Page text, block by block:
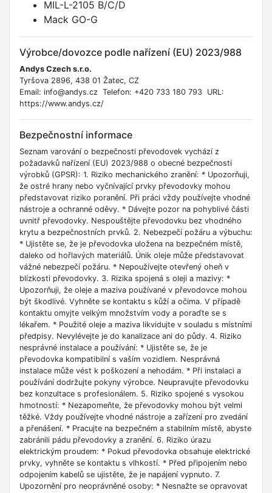
MIL-L-2105 B/C/D
Mack GO-G
Výrobce/dovozce podle nařízení (EU) 2023/988
Andys Czech s.r.o.
Tyršova 2896, 438 01 Žatec, CZ
Email: info@andys.cz Telefon: +420 733 180 793 URL:
https://www.andys.cz/
Bezpečnostní informace
Seznam varování o bezpečnosti převodovek vychází z
požadavků nařízení (EU) 2023/988 o obecné bezpečnosti
výrobků (GPSR): 1. Riziko mechanického zranění: * Upozorňuji,
že ostré hrany nebo vyčnívající prvky převodovky mohou
představovat riziko poranění. Při práci vždy používejte vhodné
nástroje a ochranné oděvy. * Dávejte pozor na pohyblivé části
uvnitř převodovky. Nespouštějte převodovku bez vhodného
krytu a bezpečnostních prvků. 2. Nebezpečí požáru a výbuchu:
* Ujistěte se, že je převodovka uložena na bezpečném místě,
daleko od hořlavých materiálů. Únik oleje může představovat
vážné nebezpečí požáru. * Nepoužívejte otevřený oheň v
blízkosti převodovky. 3. Rizika spojená s oleji a mazivy: *
Upozorňuji, že oleje a maziva používané v převodovce mohou
být škodlivé. Vyhněte se kontaktu s kůží a očima. V případě
kontaktu omyjte velkým množstvím vody a poraďte se s
lékařem. * Použité oleje a maziva likvidujte v souladu s místními
předpisy. Nevylévejte je do kanalizace ani do půdy. 4. Riziko
nesprávné instalace a používání: * Ujistěte se, že je
převodovka kompatibilní s vaším vozidlem. Nesprávná
instalace může vést k poškození a nehodám. * Při instalaci a
používání dodržujte pokyny výrobce. Neupravujte převodovku
bez konzultace s profesionálem. 5. Riziko spojené s vysokou
hmotností: * Nezapomeňte, že převodovky mohou být velmi
těžké. Vždy používejte vhodné nástroje a zařízení pro zvedání
a přenášení. * Pracujte na bezpečném a stabilním místě, abyste
zabránili pádu převodovky a zranění. 6. Riziko úrazu
elektrickým proudem: * Pokud převodovka obsahuje elektrické
prvky, vyhněte se kontaktu s vlhkostí. * Před připojením nebo
odpojením kabelů se ujistěte, že je napájení vypnuto. 7.
Upozornění pro neoprávněné osoby: * Nesnažte se opravovat